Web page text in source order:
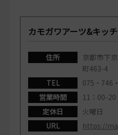
カモガワアーツ&キッ
住所
京都市下
町463-4
TEL
075・746
営業時間
11：00-20
定休日
火曜日
URL
https://